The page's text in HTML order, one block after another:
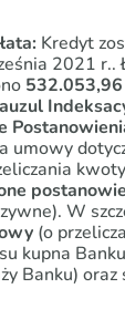
Kredyt
2021 r..
532.053,96
umowy
W
(o
kupna
Banku) oraz